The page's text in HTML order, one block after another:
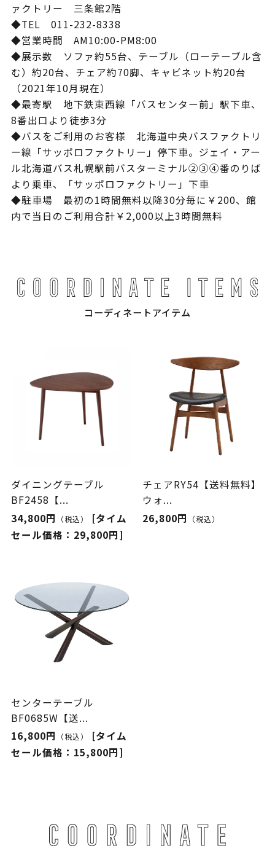
ァクトリー 三条館2階
◆TEL 011-232-8338
◆営業時間 AM10:00-PM8:00
◆展示数 ソファ約55台、テーブル（ローテーブル含
む）約20台、チェア約70脚、キャビネット約20台
（2021年10月現在）
◆最寄駅 地下鉄東西線「バスセンター前」駅下車、
8番出口より徒歩3分
◆バスをご利用のお客様 北海道中央バスファクトリ
ー線「サッポロファクトリー」停下車。ジェイ・アー
ル北海道バス札幌駅前バスターミナル②③④番のりば
より乗車、「サッポロファクトリー」下車
◆駐車場 最初の1時間無料以降30分毎に￥200、館
内で当日のご利用合計￥2,000以上3時間無料
コーディネートアイテム
ダイニングテーブル
BF2458【...
34,800円
（税込）
[タイム
セール価格：29,800円]
チェアRY54【送料無料】
ウォ...
26,800円
（税込）
センターテーブル
BF0685W【送...
16,800円
（税込）
[タイム
セール価格：15,800円]